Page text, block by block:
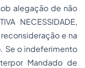
alegação de não
NECESSIDADE,
e na
Se o indeferimento
Mandado de